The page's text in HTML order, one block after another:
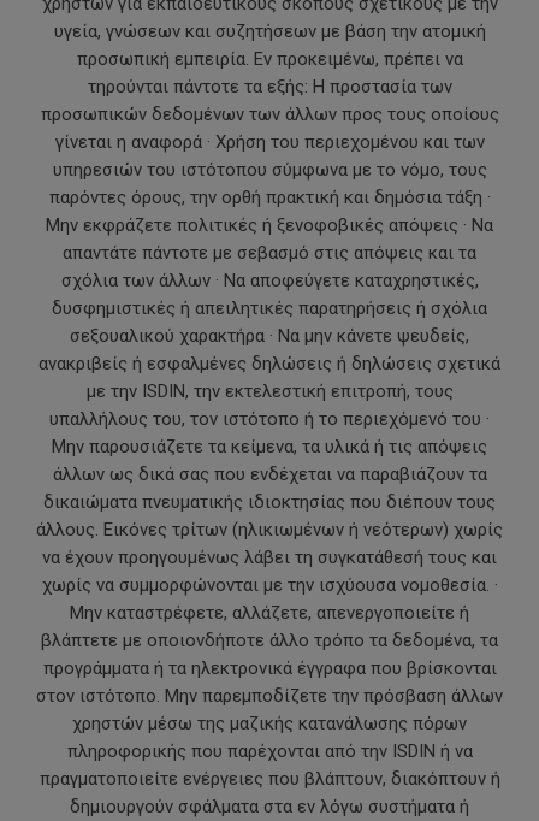
υγεία, γνώσεων και συζητήσεων με βάση την ατομική
προσωπική εμπειρία. Εν προκειμένω, πρέπει να
τηρούνται πάντοτε τα εξής: Η προστασία των
προσωπικών δεδομένων των άλλων προς τους οποίους
γίνεται η αναφορά · Χρήση του περιεχομένου και των
υπηρεσιών του ιστότοπου σύμφωνα με το νόμο, τους
παρόντες όρους, την ορθή πρακτική και δημόσια τάξη ·
Μην εκφράζετε πολιτικές ή ξενοφοβικές απόψεις · Να
απαντάτε πάντοτε με σεβασμό στις απόψεις και τα
σχόλια των άλλων · Να αποφεύγετε καταχρηστικές,
δυσφημιστικές ή απειλητικές παρατηρήσεις ή σχόλια
σεξουαλικού χαρακτήρα · Να μην κάνετε ψευδείς,
ανακριβείς ή εσφαλμένες δηλώσεις ή δηλώσεις σχετικά
με την ISDIN, την εκτελεστική επιτροπή, τους
υπαλλήλους του, τον ιστότοπο ή το περιεχόμενό του ·
Μην παρουσιάζετε τα κείμενα, τα υλικά ή τις απόψεις
άλλων ως δικά σας που ενδέχεται να παραβιάζουν τα
δικαιώματα πνευματικής ιδιοκτησίας που διέπουν τους
άλλους. Εικόνες τρίτων (ηλικιωμένων ή νεότερων) χωρίς
να έχουν προηγουμένως λάβει τη συγκατάθεσή τους και
χωρίς να συμμορφώνονται με την ισχύουσα νομοθεσία. ·
Μην καταστρέφετε, αλλάζετε, απενεργοποιείτε ή
βλάπτετε με οποιονδήποτε άλλο τρόπο τα δεδομένα, τα
προγράμματα ή τα ηλεκτρονικά έγγραφα που βρίσκονται
στον ιστότοπο. Μην παρεμποδίζετε την πρόσβαση άλλων
χρηστών μέσω της μαζικής κατανάλωσης πόρων
πληροφορικής που παρέχονται από την ISDIN ή να
πραγματοποιείτε ενέργειες που βλάπτουν, διακόπτουν ή
δημιουργούν σφάλματα στα εν λόγω συστήματα ή